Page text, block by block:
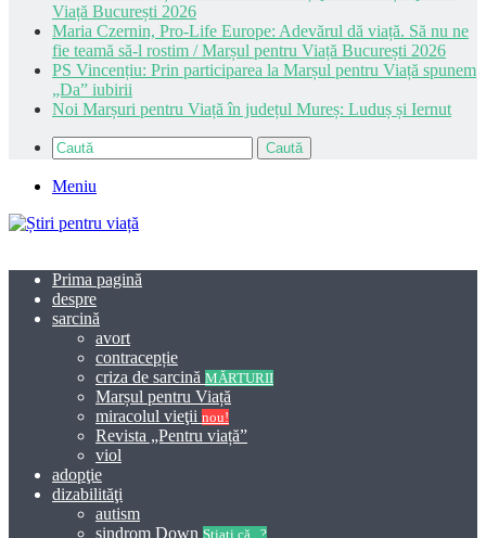
Viață București 2026
Maria Czernin, Pro-Life Europe: Adevărul dă viață. Să nu ne
fie teamă să-l rostim / Marșul pentru Viață București 2026
PS Vincențiu: Prin participarea la Marșul pentru Viață spunem
„Da” iubirii
Noi Marșuri pentru Viață în județul Mureș: Luduș și Iernut
Caută
Meniu
Prima pagină
despre
sarcină
avort
contracepție
criza de sarcină MĂRTURII
Marșul pentru Viață
miracolul vieţii nou!
Revista „Pentru viață”
viol
adopţie
dizabilităţi
autism
sindrom Down Știați că...?